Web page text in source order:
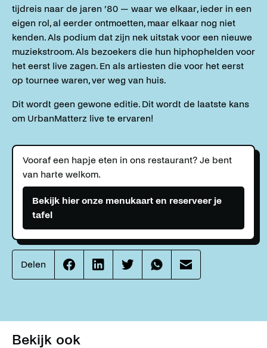
tijdreis naar de jaren ’80 — waar we elkaar, ieder in een
eigen rol, al eerder ontmoetten, maar elkaar nog niet
kenden. Als podium dat zijn nek uitstak voor een nieuwe
muziekstroom. Als bezoekers die hun hiphophelden voor
het eerst live zagen. En als artiesten die voor het eerst
op tournee waren, ver weg van huis.
Dit wordt geen gewone editie. Dit wordt de laatste kans
om UrbanMatterz live te ervaren!
Vooraf een hapje eten in ons restaurant? Je bent
van harte welkom.
Bekijk hier onze menukaart en reserveer je
tafel
Delen
Effenaar
op
Effenaar
op
Effenaar
op
Effenaar
op
Effenaar
op
Bekijk ook